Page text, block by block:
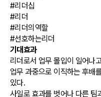
#리더십
#리더
#리더의역할
#선호하는리더
기대효과
리더로서 업무 몰입이 일어나
업무 과중으로 이직하는 후배
있다.
사일로 효과를 벗어나 다른 팀